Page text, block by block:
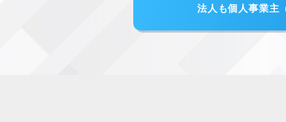
法人も個人事業主